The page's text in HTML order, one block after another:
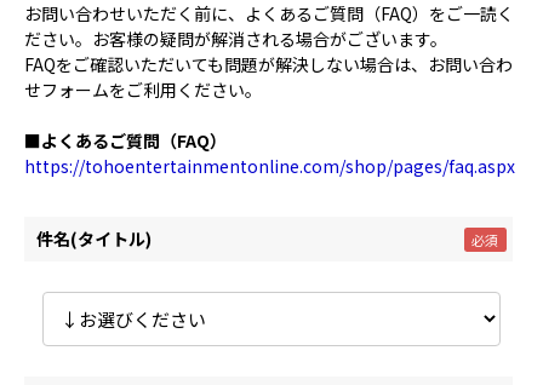
お問い合わせいただく前に、よくあるご質問（FAQ）をご一読く
ださい。お客様の疑問が解消される場合がございます。
FAQをご確認いただいても問題が解決しない場合は、お問い合わ
せフォームをご利用ください。
■よくあるご質問（FAQ）
https://tohoentertainmentonline.com/shop/pages/faq.aspx
件名(タイトル)